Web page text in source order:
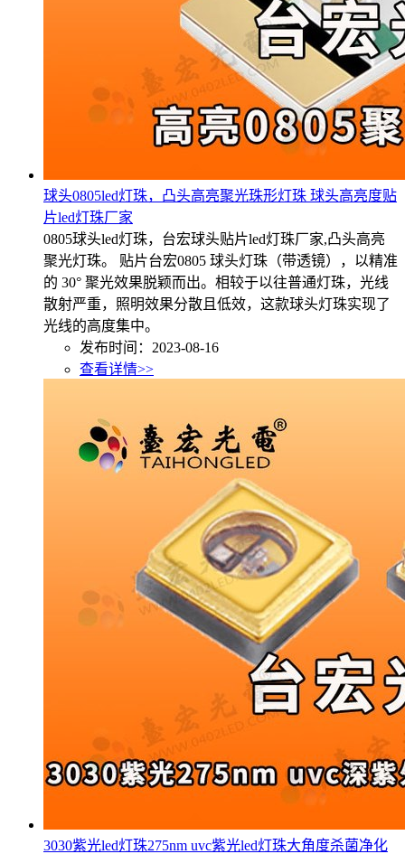
球头0805led灯珠，凸头高亮聚光珠形灯珠 球头高亮度贴
片led灯珠厂家
0805球头led灯珠，台宏球头贴片led灯珠厂家,凸头高亮
聚光灯珠。 贴片台宏0805 球头灯珠（带透镜），以精准
的 30° 聚光效果脱颖而出。相较于以往普通灯珠，光线
散射严重，照明效果分散且低效，这款球头灯珠实现了
光线的高度集中。
发布时间：2023-08-16
查看详情>>
3030紫光led灯珠275nm uvc紫光led灯珠大角度杀菌净化